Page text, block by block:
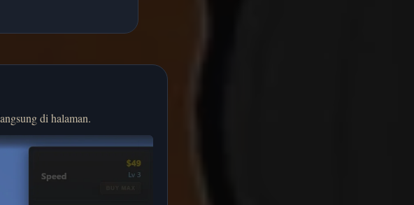
di halaman.